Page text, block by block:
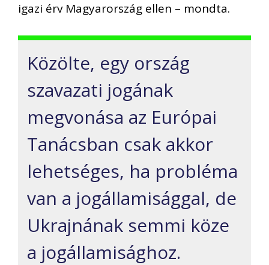
igazi érv Magyarország ellen – mondta.
Közölte, egy ország
szavazati jogának
megvonása az Európai
Tanácsban csak akkor
lehetséges, ha probléma
van a jogállamisággal, de
Ukrajnának semmi köze
a jogállamisághoz.